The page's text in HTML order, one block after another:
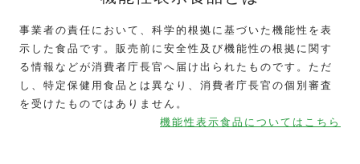
事業者の責任において、科学的根拠に基づいた機能性を表
示した食品です。販売前に安全性及び機能性の根拠に関す
る情報などが消費者庁長官へ届け出られたものです。ただ
し、特定保健用食品とは異なり、消費者庁長官の個別審査
を受けたものではありません。
機能性表示食品についてはこちら